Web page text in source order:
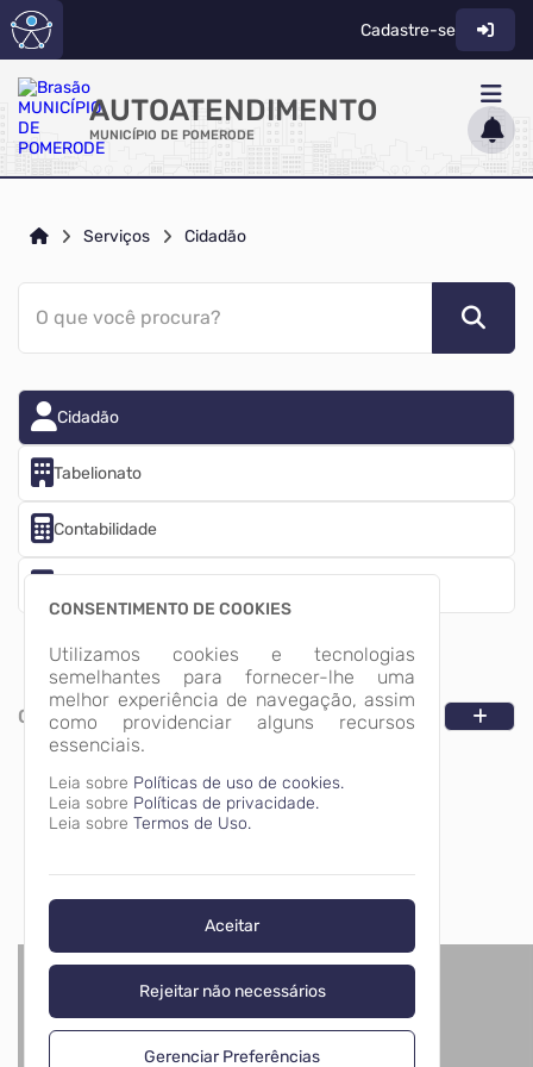
Cadastre-se
AUTOATENDIMENTO
MUNICÍPIO DE POMERODE
Acessibilidade
Serviços Cidadão
O que você procura?
Cidadão
Tabelionato
Contabilidade
CATEGORIAS
CONSENTIMENTO DE COOKIES
Utilizamos cookies e tecnologias
semelhantes para fornecer-lhe uma
melhor experiência de navegação, assim
como providenciar alguns recursos
essenciais.
Leia sobre Políticas de uso de cookies.
Leia sobre Políticas de privacidade.
Leia sobre Termos de Uso.
Aceitar
Rejeitar não necessários
Gerenciar Preferências